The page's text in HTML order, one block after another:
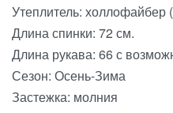
Утеплитель: холлофайбер
Длина спинки: 72 см.
Длина рукава: 66 с
Сезон: Осень-Зима
Застежка: молния